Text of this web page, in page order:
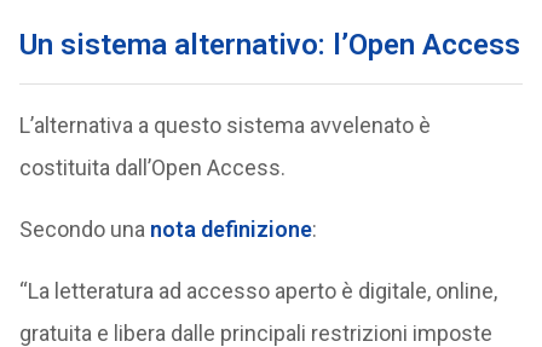
Un sistema alternativo: l’Open Access
L’alternativa a questo sistema avvelenato è
costituita dall’Open Access.
Secondo una nota definizione:
“La letteratura ad accesso aperto è digitale, online,
gratuita e libera dalle principali restrizioni imposte